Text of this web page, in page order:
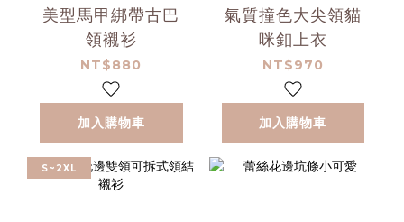
美型馬甲綁帶古巴
領襯衫
NT$880
加入購物車
氣質撞色大尖領貓
咪釦上衣
NT$970
加入購物車
S~2XL